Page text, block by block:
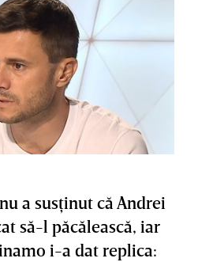
a susţinut că Andrei
să-l păcălească, iar
i-a dat replica: